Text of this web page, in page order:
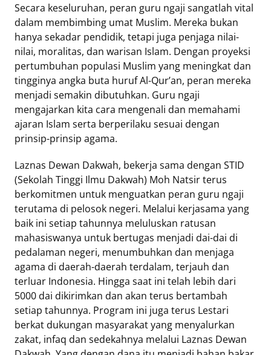
Secara keseluruhan, peran guru ngaji sangatlah vital
dalam membimbing umat Muslim. Mereka bukan
hanya sekadar pendidik, tetapi juga penjaga nilai-
nilai, moralitas, dan warisan Islam. Dengan proyeksi
pertumbuhan populasi Muslim yang meningkat dan
tingginya angka buta huruf Al-Qur’an, peran mereka
menjadi semakin dibutuhkan. Guru ngaji
mengajarkan kita cara mengenali dan memahami
ajaran Islam serta berperilaku sesuai dengan
prinsip-prinsip agama.
Laznas Dewan Dakwah, bekerja sama dengan STID
(Sekolah Tinggi Ilmu Dakwah) Moh Natsir terus
berkomitmen untuk menguatkan peran guru ngaji
terutama di pelosok negeri. Melalui kerjasama yang
baik ini setiap tahunnya meluluskan ratusan
mahasiswanya untuk bertugas menjadi dai-dai di
pedalaman negeri, menumbuhkan dan menjaga
agama di daerah-daerah terdalam, terjauh dan
terluar Indonesia. Hingga saat ini telah lebih dari
5000 dai dikirimkan dan akan terus bertambah
setiap tahunnya. Program ini juga terus Lestari
berkat dukungan masyarakat yang menyalurkan
zakat, infaq dan sedekahnya melalui Laznas Dewan